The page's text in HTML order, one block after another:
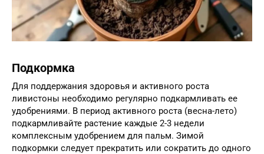
Подкормка
Для поддержания здоровья и активного роста
ливистоны необходимо регулярно подкармливать ее
удобрениями. В период активного роста (весна-лето)
подкармливайте растение каждые 2-3 недели
комплексным удобрением для пальм. Зимой
подкормки следует прекратить или сократить до одного